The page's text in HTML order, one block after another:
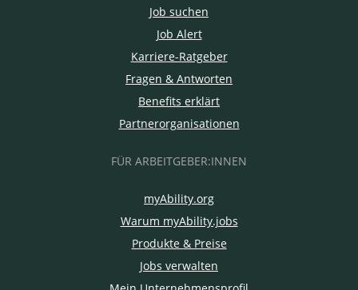
Job suchen
Job Alert
Karriere-Ratgeber
Fragen & Antworten
Benefits erklärt
Partnerorganisationen
FÜR ARBEITGEBER:INNEN
myAbility.org
Warum myAbility.jobs
Produkte & Preise
Jobs verwalten